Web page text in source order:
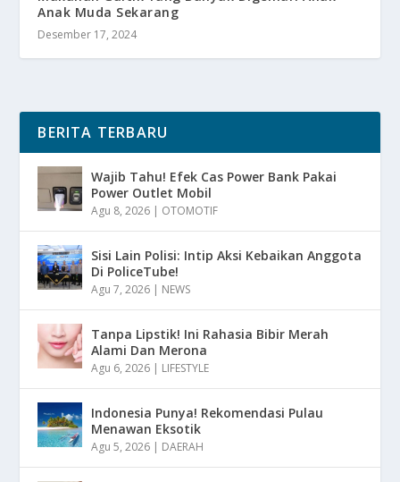
Anak Muda Sekarang
Desember 17, 2024
BERITA TERBARU
Wajib Tahu! Efek Cas Power Bank Pakai
Power Outlet Mobil
Agu 8, 2026 | OTOMOTIF
Sisi Lain Polisi: Intip Aksi Kebaikan Anggota
Di PoliceTube!
Agu 7, 2026 | NEWS
Tanpa Lipstik! Ini Rahasia Bibir Merah
Alami Dan Merona
Agu 6, 2026 | LIFESTYLE
Indonesia Punya! Rekomendasi Pulau
Menawan Eksotik
Agu 5, 2026 | DAERAH